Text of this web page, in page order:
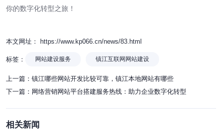
你的数字化转型之旅！
本文网址： https://www.kp066.cn/news/83.html
标签： 网站建设服务 镇江互联网网站建设
上一篇： 镇江哪些网站开发比较可靠，镇江本地网站有哪些
下一篇： 网络营销网站平台搭建服务热线：助力企业数字化转型
相关新闻